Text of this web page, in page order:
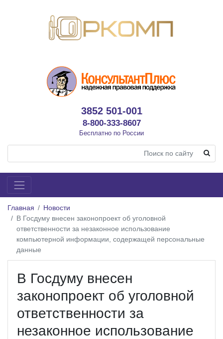
3852 501-001
8-800-333-8607
Бесплатно по России
Главная
Новости
В Госдуму внесен законопроект об уголовной
ответственности за незаконное использование
компьютерной информации, содержащей персональные
данные
В Госдуму внесен
законопроект об уголовной
ответственности за
незаконное использование